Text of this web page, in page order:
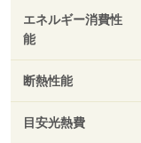
エネルギー消費性
能
断熱性能
目安光熱費